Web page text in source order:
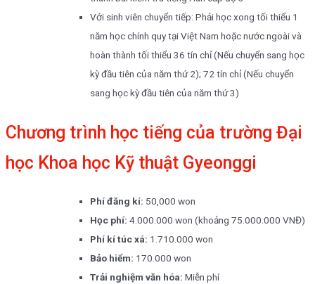
Với sinh viên chuyển tiếp: Phải học xong tối thiểu 1
năm học chính quy tại Việt Nam hoặc nước ngoài và
hoàn thành tối thiểu 36 tín chỉ (Nếu chuyển sang học
kỳ đầu tiên của năm thứ 2); 72 tín chỉ (Nếu chuyển
sang học kỳ đầu tiên của năm thứ 3)
Chương trình học tiếng của trường Đại
học Khoa học Kỹ thuật Gyeonggi
Phí đăng kí: 50,000 won
Học phí: 4.000.000 won (khoảng 75.000.000 VNĐ)
Phí kí túc xá: 1.710.000 won
Bảo hiểm: 170.000 won
Trải nghiệm văn hóa: Miễn phí